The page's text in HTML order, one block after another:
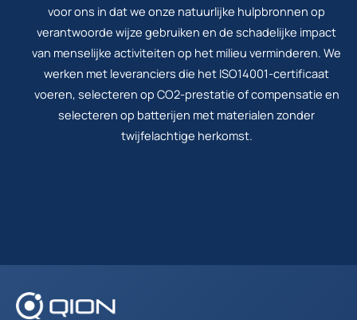
voor ons in dat we onze natuurlijke hulpbronnen op
verantwoorde wijze gebruiken en de schadelijke impact
van menselijke activiteiten op het milieu verminderen. We
werken met leveranciers die het ISO14001-certificaat
voeren, selecteren op CO2-prestatie of compensatie en
selecteren op batterijen met materialen zonder
twijfelachtige herkomst.